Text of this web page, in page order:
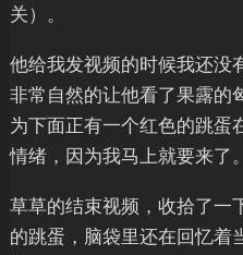
关）。
他给我发视频的时候我还没
非常自然的让他看了果露的
为下面正有一个红色的跳蛋
情绪，因为我马上就要来了。
草草的结束视频，收拾了一
的跳蛋，脑袋里还在回忆着